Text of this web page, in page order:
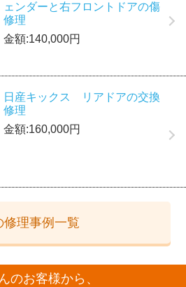
ェンダーと右フロントドアの傷
修理
金額:140,000円
日産キックス リアドアの交換
修理
金額:160,000円
修理事例一覧
のお客様から、